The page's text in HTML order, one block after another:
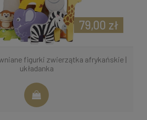
figurki zwierzątka afrykańskie |
układanka
79,00 zł